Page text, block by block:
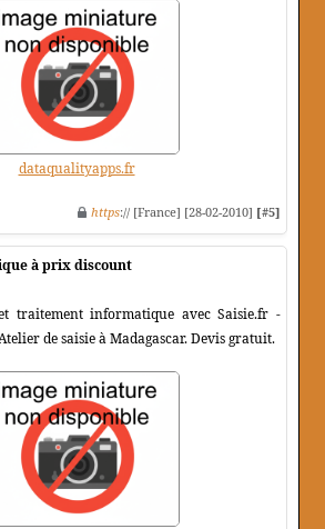
dataqualityapps.fr
https:// [France] [28-02-2010] [#5]
à prix discount
traitement informatique avec Saisie.fr -
de saisie à Madagascar. Devis gratuit.